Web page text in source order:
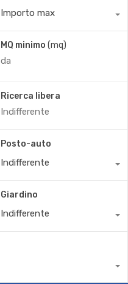
Importo max
MQ minimo (mq)
Ricerca libera
Posto-auto
Indifferente
Giardino
Indifferente